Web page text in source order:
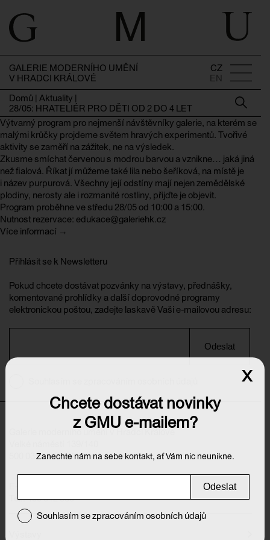
GALERIE MODERNÍHO UMĚNÍ
V HRADCI KRÁLOVÉ
CZ
EN
Domů | Aktuality |
28/05: HRATELIÉR PRO DĚTI OD 2 DO 4 LET
Výtvarný program pro nejmenší návštěvníky galerie, na kterém se
malými krůčky projdeme světem hravých experimentů. Tvořivé
aktivity se zaměří na zážitek, ne na výsledek.
Zkusme smíchat červenou s modrou barvou a vznikne… jaká jiná
než fialová. Říkat jí můžeme také lila nebo šeříková, na místě je
i název purpurová. Všechny její odstíny mají nejen zemědělské
plodiny, nerosty ale i rozmanité rostliny, přijďte je objevit.
Program proběhne ve středu 28/05 od 10:00 a 15:00.
Nutnost rezervace: edukace@galeriehk.cz
Více informací →
Přihlásit se k Newsletteru
Pokud chcete dostávat pozvánky na výstavy, přednášky,
komentované prohlídky a další doprovodné programy
elektronickou poštou, zadejte laskavě Vaši e-mailovou adresu:
Odeslat
500 03 Hradec Králové
Tel.: 495 512 538
Chcete dostávat novinky
z GMU e-mailem?
Zanechte nám na sebe kontakt, ať Vám nic neunikne.
Odeslat
Souhlasím se zpracováním osobních údajů
x